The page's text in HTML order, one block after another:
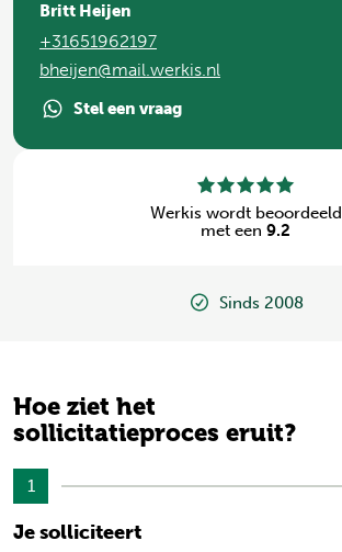
Britt Heijen
+31651962197
bheijen@mail.werkis.nl
Stel een vraag
Werkis wordt beoordeeld
met een 9.2
Sinds 2008
Hoe ziet het
sollicitatieproces eruit?
1
Je solliciteert